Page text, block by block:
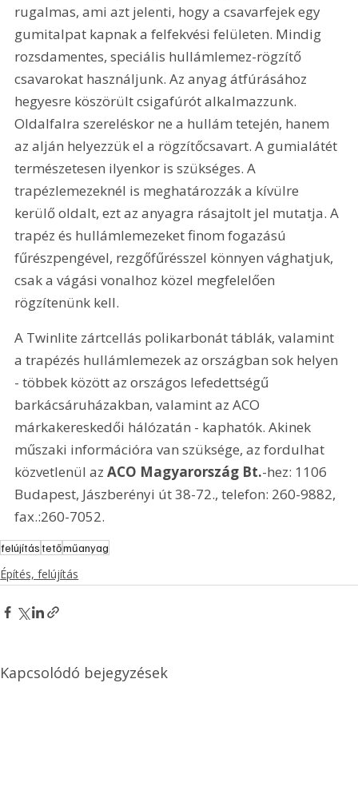
rugalmas, ami azt jelenti, hogy a csavarfejek egy
gumitalpat kapnak a felfekvési felületen. Mindig
rozsdamentes, speciális hullámlemez-rögzítő
csavarokat használjunk. Az anyag átfúrásához
hegyesre köszörült csigafúrót alkalmazzunk.
Oldalfalra szereléskor ne a hullám tetején, hanem
az alján helyezzük el a rögzítőcsavart. A gumialátét
természetesen ilyenkor is szükséges. A
trapézlemezeknél is meghatározzák a kívülre
kerülő oldalt, ezt az anyagra rásajtolt jel mutatja. A
trapéz és hullámlemezeket finom fogazású
fűrészpengével, rezgőfűrésszel könnyen vághatjuk,
csak a vágási vonalhoz közel megfelelően
rögzítenünk kell.
A Twinlite zártcellás polikarbonát táblák, valamint
a trapézés hullámlemezek az országban sok helyen
- többek között az országos lefedettségű
barkácsáruházakban, valamint az ACO
márkakereskedői hálózatán - kaphatók. Akinek
műszaki információra van szüksége, az fordulhat
közvetlenül az ACO Magyarország Bt.-hez: 1106
Budapest, Jászberényi út 38-72., telefon: 260-9882,
fax.:260-7052.
felújítástetőműanyag
Építés, felújítás
Kapcsolódó bejegyzések